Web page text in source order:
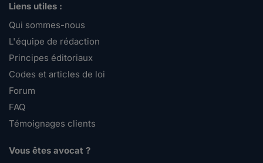
Liens utiles :
Qui sommes-nous
L'équipe de rédaction
Principes éditoriaux
Codes et articles de loi
Forum
FAQ
Témoignages clients
Vous êtes avocat ?